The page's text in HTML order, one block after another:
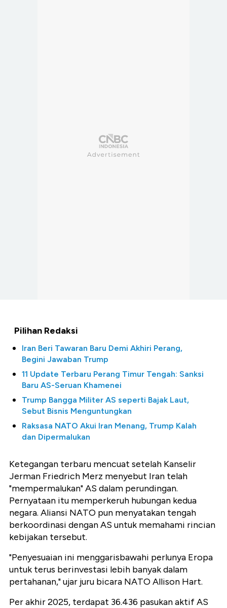
Pilihan Redaksi
Iran Beri Tawaran Baru Demi Akhiri Perang,
Begini Jawaban Trump
11 Update Terbaru Perang Timur Tengah: Sanksi
Baru AS-Seruan Khamenei
Trump Bangga Militer AS seperti Bajak Laut,
Sebut Bisnis Menguntungkan
Raksasa NATO Akui Iran Menang, Trump Kalah
dan Dipermalukan
Ketegangan terbaru mencuat setelah Kanselir
Jerman Friedrich Merz menyebut Iran telah
"mempermalukan" AS dalam perundingan.
Pernyataan itu memperkeruh hubungan kedua
negara. Aliansi NATO pun menyatakan tengah
berkoordinasi dengan AS untuk memahami rincian
kebijakan tersebut.
"Penyesuaian ini menggarisbawahi perlunya Eropa
untuk terus berinvestasi lebih banyak dalam
pertahanan," ujar juru bicara NATO Allison Hart.
Per akhir 2025, terdapat 36.436 pasukan aktif AS